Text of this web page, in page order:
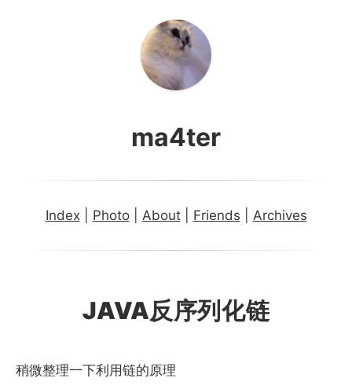
ma4ter
Index| Photo| About| Friends Archives
JAVA反序列化链
稍微整理一下利用链的原理